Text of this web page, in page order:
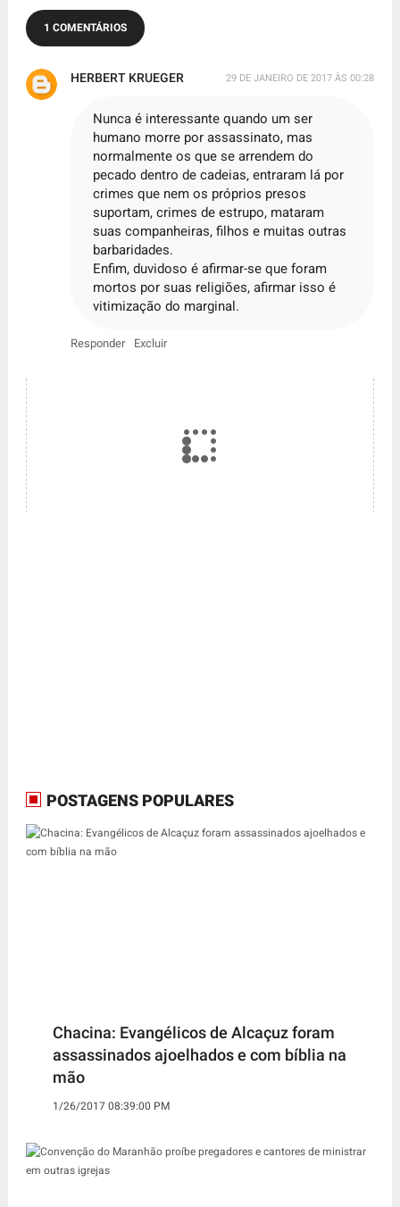
1 COMENTÁRIOS
HERBERT KRUEGER 29 DE JANEIRO DE 2017 ÀS 00:28
Nunca é interessante quando um ser
humano morre por assassinato, mas
normalmente os que se arrendem do
pecado dentro de cadeias, entraram lá por
crimes que nem os próprios presos
suportam, crimes de estrupo, mataram
suas companheiras, filhos e muitas outras
barbaridades.
Enfim, duvidoso é afirmar-se que foram
mortos por suas religiões, afirmar isso é
vitimização do marginal.
Responder Excluir
POSTAGENS POPULARES
Chacina: Evangélicos de Alcaçuz foram
assassinados ajoelhados e com bíblia na
mão
1/26/2017 08:39:00 PM